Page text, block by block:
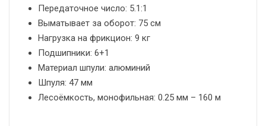
Передаточное число: 5.1:1
Выматывает за оборот: 75 см
Нагрузка на фрикцион: 9 кг
Подшипники: 6+1
Материал шпули: алюминий
Шпуля: 47 мм
Лесоёмкость, монофильная: 0.25 мм – 160 м